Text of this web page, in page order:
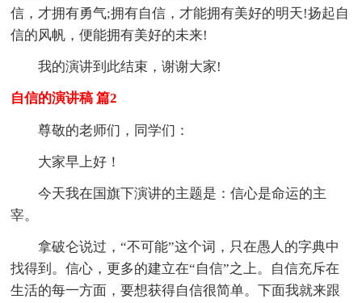
信，才拥有勇气;拥有自信，才能拥有美好的明天!扬起自
信的风帆，便能拥有美好的未来!
我的演讲到此结束，谢谢大家!
自信的演讲稿 篇2
尊敬的老师们，同学们：
大家早上好！
今天我在国旗下演讲的主题是：信心是命运的主
宰。
拿破仑说过，“不可能”这个词，只在愚人的字典中
找得到。信心，更多的建立在“自信”之上。自信充斥在
生活的每一方面，要想获得自信很简单。下面我就来跟